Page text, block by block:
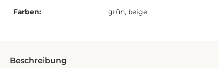
Farben:
grün, beige
Beschreibung